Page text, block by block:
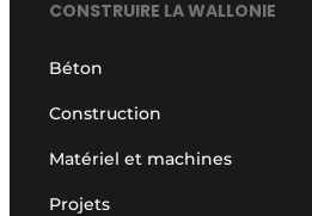
CONSTRUIRE LA WALLONIE
Béton
Construction
Matériel et machines
Projets